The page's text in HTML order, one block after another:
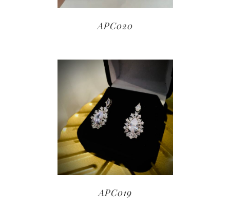
APC020
APC019